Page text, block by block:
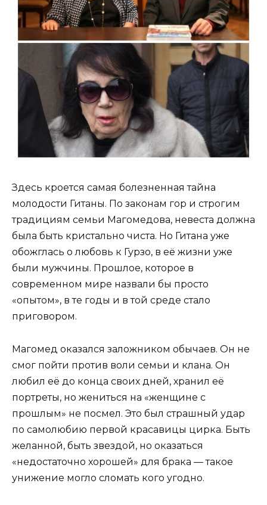
Здесь кроется самая болезненная тайна
молодости Гитаны. По законам гор и строгим
традициям семьи Магомедова, невеста должна
была быть кристально чиста. Но Гитана уже
обожглась о любовь к Гурзо, в её жизни уже
были мужчины. Прошлое, которое в
современном мире назвали бы просто
«опытом», в те годы и в той среде стало
приговором.
Магомед оказался заложником обычаев. Он не
смог пойти против воли семьи и клана. Он
любил её до конца своих дней, хранил её
портреты, но жениться на «женщине с
прошлым» не посмел. Это был страшный удар
по самолюбию первой красавицы цирка. Быть
желанной, быть звездой, но оказаться
«недостаточно хорошей» для брака — такое
унижение могло сломать кого угодно.